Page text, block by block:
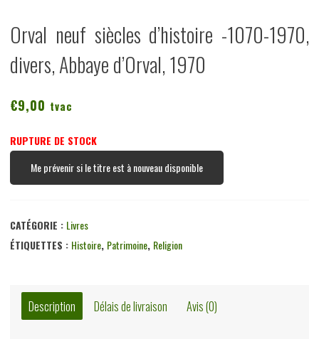
Orval neuf siècles d’histoire -1070-1970,
divers, Abbaye d’Orval, 1970
€9,00 tvac
RUPTURE DE STOCK
Me prévenir si le titre est à nouveau disponible
CATÉGORIE : Livres
ÉTIQUETTES : Histoire, Patrimoine, Religion
Description Délais de livraison Avis (0)